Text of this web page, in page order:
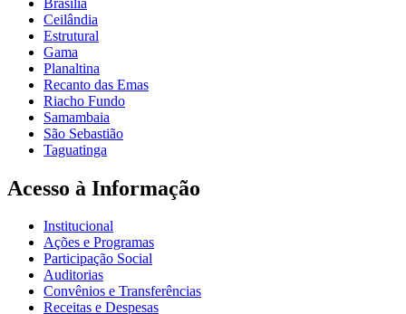
Ceilândia
Estrutural
Gama
Planaltina
Recanto das Emas
Riacho Fundo
Samambaia
São Sebastião
Taguatinga
Acesso à Informação
Institucional
Ações e Programas
Participação Social
Auditorias
Convênios e Transferências
Receitas e Despesas